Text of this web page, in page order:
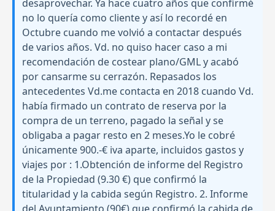
desaprovechar. Ya hace cuatro años que confirmé
no lo quería como cliente y así lo recordé en
Octubre cuando me volvió a contactar después
de varios años. Vd. no quiso hacer caso a mi
recomendación de costear plano/GML y acabó
por cansarme su cerrazón. Repasados los
antecedentes Vd.me contacta en 2018 cuando Vd.
había firmado un contrato de reserva por la
compra de un terreno, pagado la señal y se
obligaba a pagar resto en 2 meses.Yo le cobré
únicamente 900.-€ iva aparte, incluidos gastos y
viajes por : 1.Obtención de informe del Registro
de la Propiedad (9.30 €) que confirmó la
titularidad y la cabida según Registro. 2. Informe